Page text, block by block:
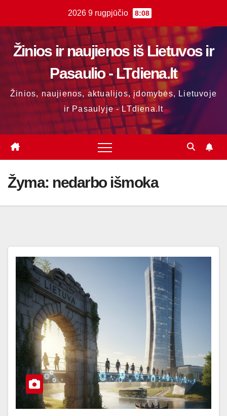
content
2026 9 rugpjūčio 8:08
Žinios ir naujienos iš Lietuvos ir
Pasaulio - LTdiena.lt
Žinios, naujienos, aktualijos, įdomybės, Lietuvoje
ir Pasaulyje - LTdiena.lt
Žyma: nedarbo išmoka